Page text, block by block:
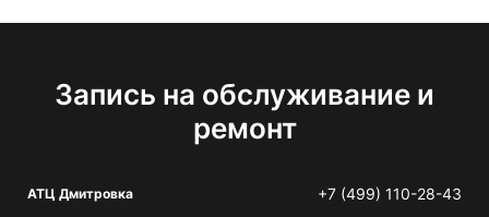
Запись на обслуживание и
ремонт
АТЦ Дмитровка +7 (499) 110-28-43